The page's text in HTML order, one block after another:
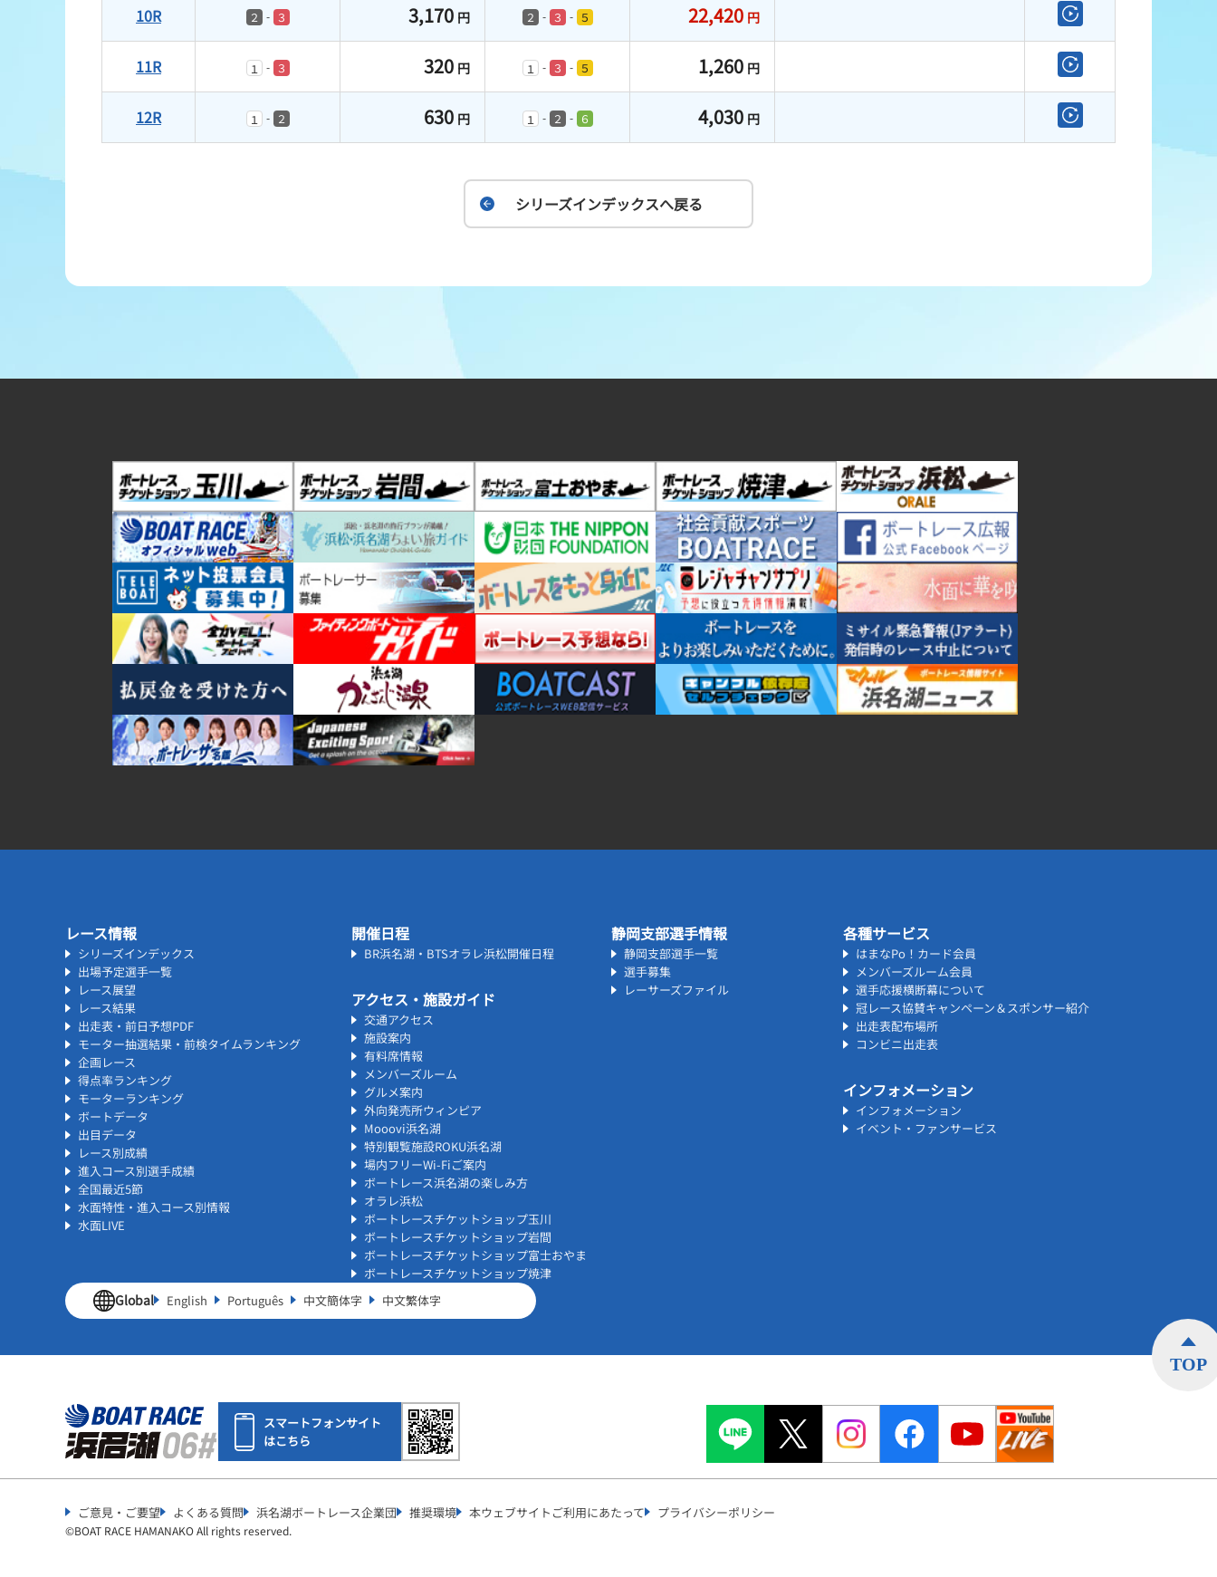
10R ２ - ３ 3,170 円 ２ - ３ - ５ 22,420 円
11R １ - ３ 320 円 １ - ３ - ５ 1,260 円
12R １ - ２ 630 円 １ - ２ - ６ 4,030 円
シリーズインデックスへ戻る
レース情報
シリーズインデックス
出場予定選手一覧
レース展望
レース結果
出走表・前日予想PDF
モーター抽選結果・前検タイムランキング
企画レース
得点率ランキング
モーターランキング
ボートデータ
出目データ
レース別成績
進入コース別選手成績
全国最近5節
水面特性・進入コース別情報
水面LIVE
開催日程
BR浜名湖・BTSオラレ浜松開催日程
アクセス・施設ガイド
交通アクセス
施設案内
有料席情報
メンバーズルーム
グルメ案内
外向発売所ウィンピア
Mooovi浜名湖
特別観覧施設ROKU浜名湖
場内フリーWi-Fiご案内
ボートレース浜名湖の楽しみ方
オラレ浜松
ボートレースチケットショップ玉川
ボートレースチケットショップ岩間
ボートレースチケットショップ富士おやま
ボートレースチケットショップ焼津
静岡支部選手情報
静岡支部選手一覧
選手募集
レーサーズファイル
各種サービス
はまなPo！カード会員
メンバーズルーム会員
選手応援横断幕について
冠レース協賛キャンペーン＆スポンサー紹介
出走表配布場所
コンビニ出走表
インフォメーション
インフォメーション
イベント・ファンサービス
Global English Português 中文簡体字 中文繁体字
スマートフォンサイト
はこちら
ご意見・ご要望 よくある質問 浜名湖ボートレース企業団 推奨環境 本ウェブサイトご利用にあたって プライバシーポリシー
©︎BOAT RACE HAMANAKO All rights reserved.